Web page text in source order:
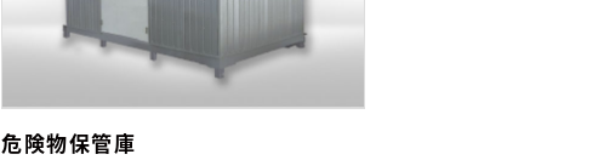
危険物保管庫